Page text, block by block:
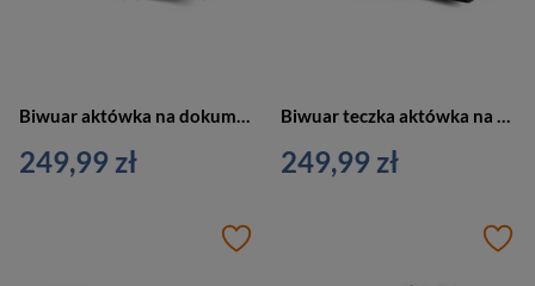
249,99 zł 249,99 zł